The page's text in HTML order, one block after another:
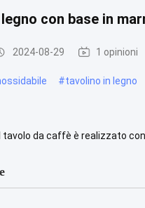
con base in
2024-08-29 1 opinioni
#tavolino in legno
da caffè è realizzato